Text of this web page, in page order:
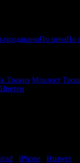
продаваниПо ценаПо
Тракия Младост
Цветен
iPhone Huawei